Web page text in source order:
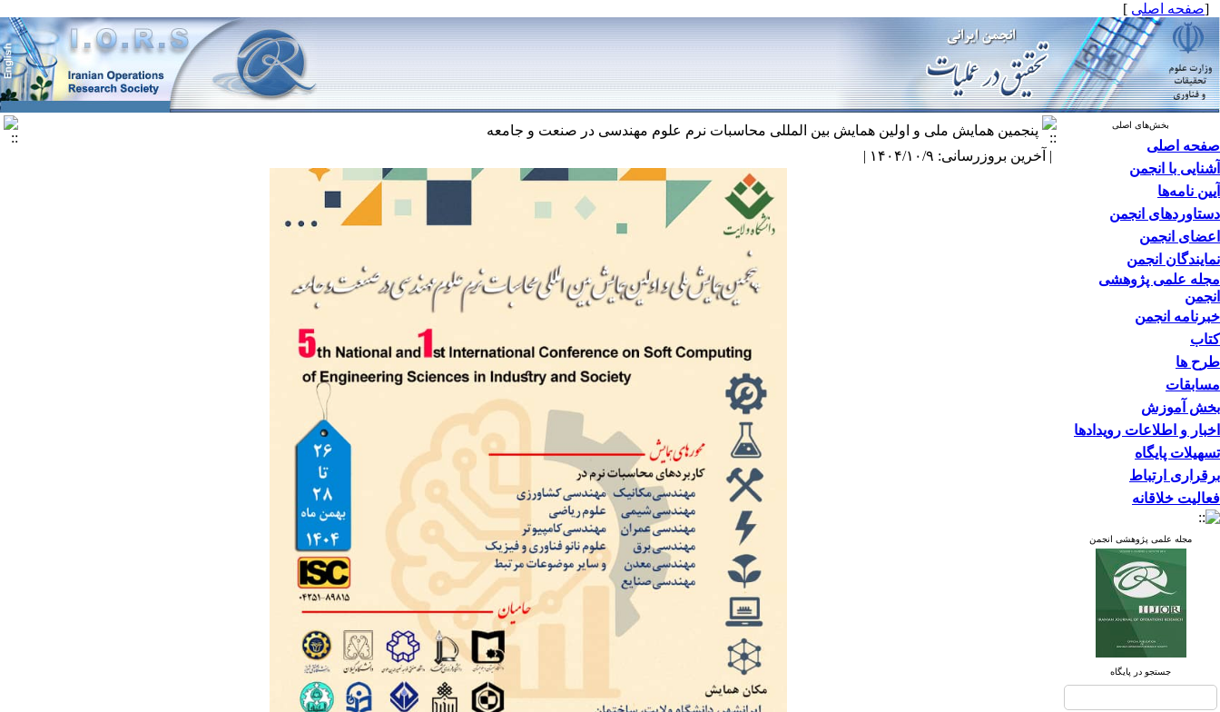
[صفحه اصلی ]
بخش‌های اصلی
صفحه اصلی
آشنایی با انجمن
آیین نامه‌ها
دستاوردهای انجمن
اعضای انجمن
نمایندگان انجمن
مجله علمی پژوهشی
انجمن
خبرنامه انجمن
کتاب
طرح ها
مسابقات
بخش آموزش
اخبار و اطلاعات رویدادها
تسهیلات پایگاه
برقراری ارتباط
فعالیت خلاقانه
مجله علمی پژوهشی انجمن
جستجو در پایگاه
پنجمین همایش ملی و اولین همایش بین المللی محاسبات نرم علوم مهندسی در صنعت و جامعه
| آخرین بروزرسانی: ۱۴۰۴/۱۰/۹ |